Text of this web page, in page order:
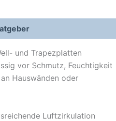
und Trapezplatten
vor Schmutz, Feuchtigkeit
Hauswänden oder
Luftzirkulation